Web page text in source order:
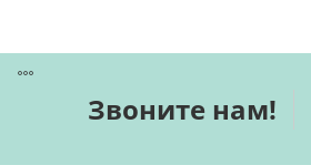
Звоните нам!